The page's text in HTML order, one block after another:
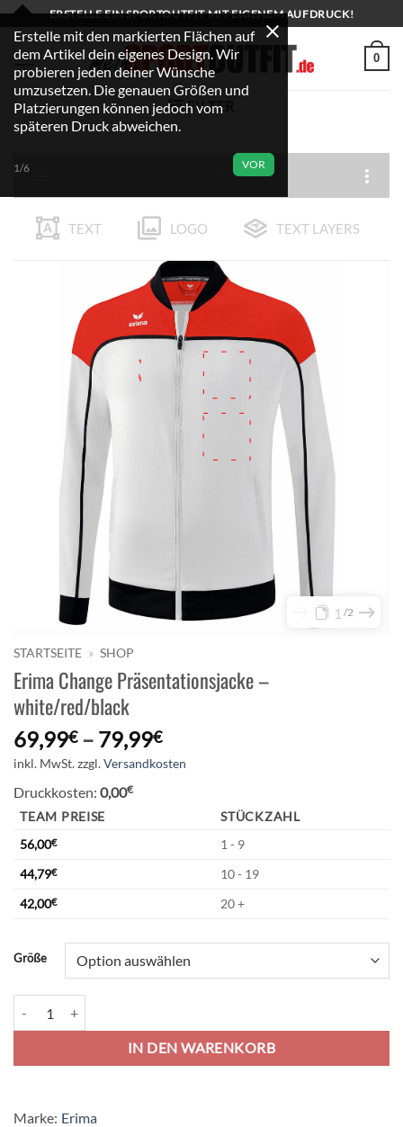
Zum
Inhalt
springen
ERSTELLE EIN SPORTOUTFIT MIT EIGENEM AUFDRUCK!
0
FILTER
TEXT LOGO TEXT LAYERS
1 2
STARTSEITE » SHOP
Erima Change Präsentationsjacke –
white/red/black
69,99€– 79,99€
inkl. MwSt.zzgl.Versandkosten
Druckkosten: 0,00€
TEAM PREISE
STÜCKZAHL
56,00€
1 - 9
44,79€
10 - 19
42,00€ 20 +
Größe
IN DEN WARENKORB
Alternative:
Marke: Erima
Erstelle mit den markierten Flächen auf
dem Artikel dein eigenes Design. Wir
probieren jeden deiner Wünsche
umzusetzen. Die genauen Größen und
Platzierungen können jedoch vom
späteren Druck abweichen.
VOR
1/6